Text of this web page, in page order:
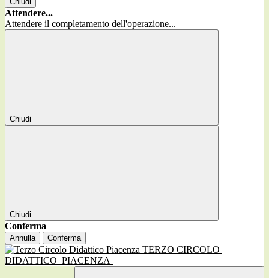
Attendere...
Attendere il completamento dell'operazione...
Chiudi
Chiudi
Conferma
Annulla Conferma
TERZO CIRCOLO
DIDATTICO PIACENZA